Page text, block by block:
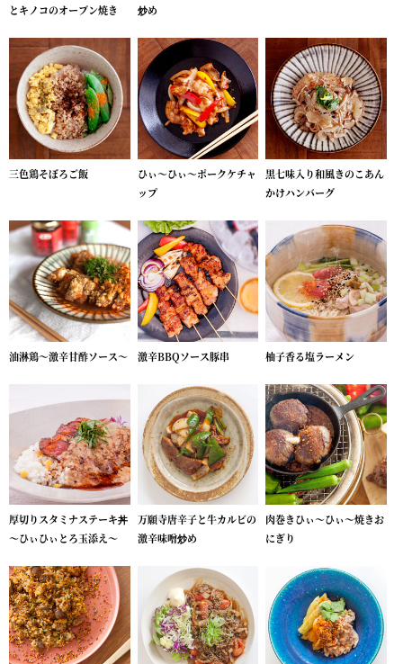
とキノコのオーブン焼き 炒め
三色鶏そぼろご飯
ひぃ～ひぃ～ポークケチャ
ップ
黒七味入り和風きのこあん
かけハンバーグ
油淋鶏～激辛甘酢ソース～ 激辛BBQソース豚串 柚子香る塩ラーメン
厚切りスタミナステーキ丼
～ひぃひぃとろ玉添え～
万願寺唐辛子と牛カルビの
激辛味噌炒め
肉巻きひぃ～ひぃ～焼きお
にぎり